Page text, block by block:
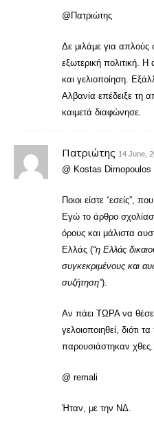
@Πατριώτης
Δε μιλάμε για απλούς
εξωτερική πολιτική.
και γελιοποίηση.
Αλβανία επέδειξε τη
καιμετά διαφώνησε.
Πατριώτης 14 June,
@ Kostas Dimopoulos
Ποιοι είστε “εσείς”,
Εγώ το άρθρο
όρους και μάλιστα
Ελλάς (“η Ελλάς
συγκεκριμένους και
συζήτηση”).
Αν πάει ΤΩΡΑ να
γελοιοποιηθεί, διότι
παρουσιάστηκαν χθες.
@ remali
Ήταν, με την ΝΔ.